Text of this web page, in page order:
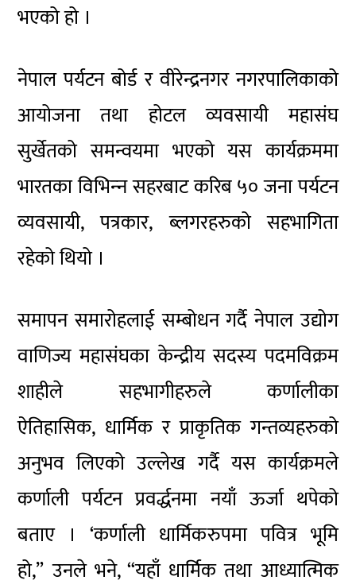
भएको हो ।
नेपाल पर्यटन बोर्ड र वीरेन्द्रनगर नगरपालिकाको
आयोजना तथा होटल व्यवसायी महासंघ
सुर्खेतको समन्वयमा भएको यस कार्यक्रममा
भारतका विभिन्‍न सहरबाट करिब ५० जना पर्यटन
व्यवसायी, पत्रकार, ब्लगरहरुको सहभागिता
रहेको थियो ।
समापन समारोहलाई सम्बोधन गर्दै नेपाल उद्योग
वाणिज्य महासंघका केन्द्रीय सदस्य पदमविक्रम
शाहीले सहभागीहरुले कर्णालीका
ऐतिहासिक, धार्मिक र प्राकृतिक गन्तव्यहरुको
अनुभव लिएको उल्लेख गर्दै यस कार्यक्रमले
कर्णाली पर्यटन प्रवर्द्धनमा नयाँ ऊर्जा थपेको
बताए । ‘कर्णाली धार्मिकरुपमा पवित्र भूमि
हो,” उनले भने, “यहाँ धार्मिक तथा आध्यात्मिक